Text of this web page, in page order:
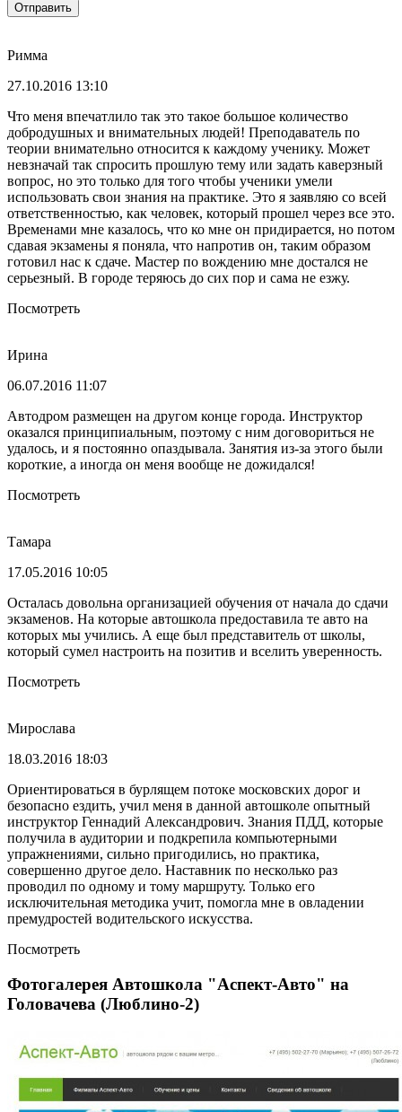
Отправить
Римма
27.10.2016 13:10
Что меня впечатлило так это такое большое количество
добродушных и внимательных людей! Преподаватель по
теории внимательно относится к каждому ученику. Может
невзначай так спросить прошлую тему или задать каверзный
вопрос, но это только для того чтобы ученики умели
использовать свои знания на практике. Это я заявляю со всей
ответственностью, как человек, который прошел через все это.
Временами мне казалось, что ко мне он придирается, но потом
сдавая экзамены я поняла, что напротив он, таким образом
готовил нас к сдаче. Мастер по вождению мне достался не
серьезный. В городе теряюсь до сих пор и сама не езжу.
Посмотреть
Ирина
06.07.2016 11:07
Автодром размещен на другом конце города. Инструктор
оказался принципиальным, поэтому с ним договориться не
удалось, и я постоянно опаздывала. Занятия из-за этого были
короткие, а иногда он меня вообще не дожидался!
Посмотреть
Тамара
17.05.2016 10:05
Осталась довольна организацией обучения от начала до сдачи
экзаменов. На которые автошкола предоставила те авто на
которых мы учились. А еще был представитель от школы,
который сумел настроить на позитив и вселить уверенность.
Посмотреть
Мирослава
18.03.2016 18:03
Ориентироваться в бурлящем потоке московских дорог и
безопасно ездить, учил меня в данной автошколе опытный
инструктор Геннадий Александрович. Знания ПДД, которые
получила в аудитории и подкрепила компьютерными
упражнениями, сильно пригодились, но практика,
совершенно другое дело. Наставник по несколько раз
проводил по одному и тому маршруту. Только его
исключительная методика учит, помогла мне в овладении
премудростей водительского искусства.
Посмотреть
Фотогалерея Автошкола "Аспект-Авто" на
Головачева (Люблино-2)